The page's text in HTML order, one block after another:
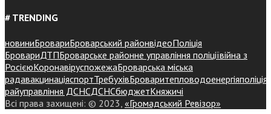
# TRENDING
новиниБровариБроварський районвідеоПоліція
БровариДТПБроварське районне управління поліціївійна з
РосієюКоронавіруспожежаБроварська міська
радавакцинаціяспортТребухівБроваритепловодоенергіяполіція
райуправління ДСНСДСНСбюджетКняжичі
Всі права захищені: © 2023, «Громадський Ревізор»